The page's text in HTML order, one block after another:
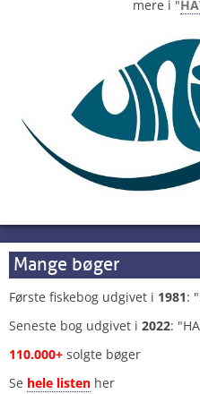
mere i "
Mange bøger
Første fiskebog udgivet i 1981:
Seneste bog udgivet i 2022:
110.000+ solgte bøger
Se hele listen her